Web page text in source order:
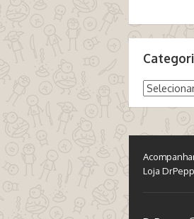
Categorias
Loja